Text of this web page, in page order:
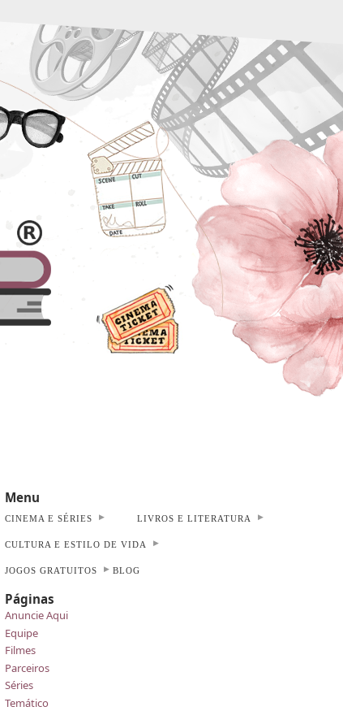
Menu
CINEMA E SÉRIES LIVROS E LITERATURA
CULTURA E ESTILO DE VIDA
JOGOS GRATUITOS BLOG
Páginas
Anuncie Aqui
Equipe
Filmes
Parceiros
Séries
Temático